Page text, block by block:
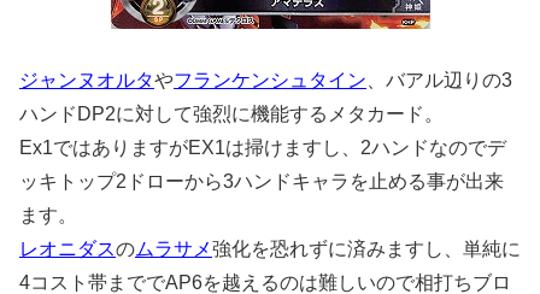
ジャンヌオルタやフランケンシュタイン 、バアル辺りの3
ハンドDP2に対して強烈に機能するメタカード。
Ex1ではありますがEX1は掃けますし、2ハンドなのでデ
ッキトップ2ドローから3ハンドキャラを止める事が出来
ます。
レオニダスのムラサメ強化を恐れずに済みますし、単純に
4コスト帯まででAP6を越えるのは難しいので相打ちブロ